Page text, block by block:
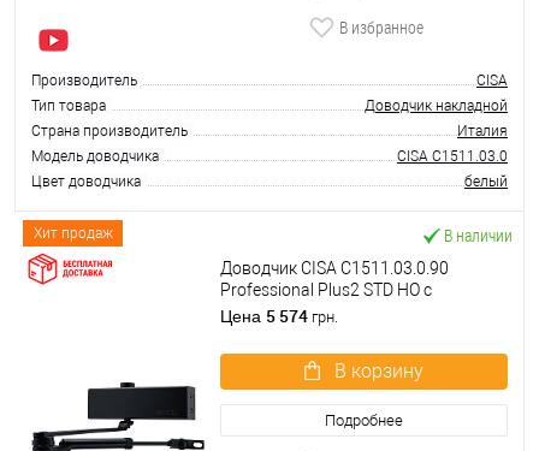
В избранное
Производитель
CISA
Тип товара
Доводчик накладной
Страна производитель
Италия
Модель доводчика
CISA C1511.03.0
Цвет доводчика
белый
Хит продаж В наличии
Доводчик CISA C1511.03.0.90
Professional Plus2 STD HO с
фиксацией до 80 кг черный
Цена 5 574 грн.
В корзину
Подробнее